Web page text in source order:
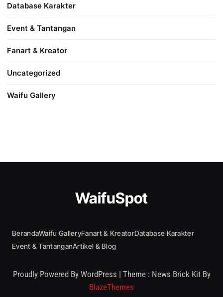
Database Karakter
Event & Tantangan
Fanart & Kreator
Uncategorized
Waifu Gallery
WaifuSpot
BerandaWaifu GalleryFanart & KreatorDatabase Karakter
Event & TantanganArtikel & Blog
Proudly Powered By WordPress | Theme : News Brick Kit By
BlazeThemes